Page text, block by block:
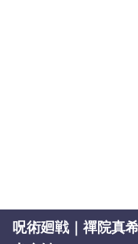
呪術廻戦｜禪院真